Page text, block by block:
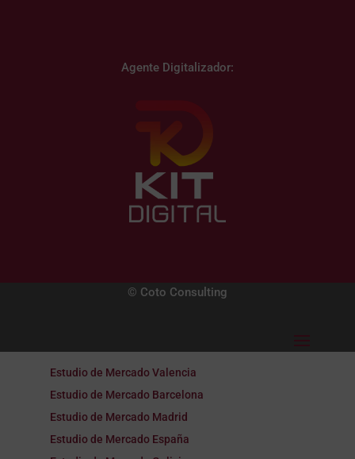
Agente Digitalizador:
© Coto Consulting
Estudio de Mercado Valencia
Estudio de Mercado Barcelona
Estudio de Mercado Madrid
Estudio de Mercado España